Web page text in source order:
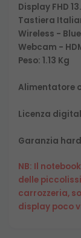
Display FHD
Tastiera
Wireless -
Webcam -
Peso: 1.13 Kg
Alimentatore
Licenza
Garanzia
NB: Il
delle
carrozzeria,
display poco